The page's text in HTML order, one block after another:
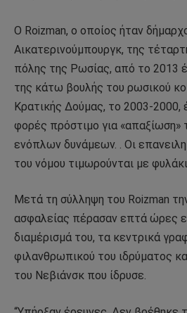
Ο Roizman, ο οποίος ήταν
Αικατερινούμπουργκ, της
πόλης της Ρωσίας, από το 2013
της κάτω βουλής του ρωσικού
Κρατικής Δούμας, το 2003-2000,
φορές πρόστιμο για
ενόπλων δυνάμεων. . Οι
του νόμου τιμωρούνται με
Μετά τη σύλληψη του Roizman
ασφαλείας πέρασαν επτά ώρες
διαμέρισμά του, τα κεντρικά
φιλανθρωπικού του ιδρύματος
του Νεβιάνσκ που ίδρυσε.